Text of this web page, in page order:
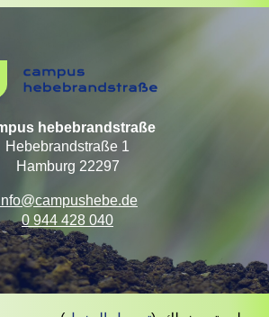
hebebrandstraße
Hebebrandstraße 1
22297 Hamburg
040 428 944 0